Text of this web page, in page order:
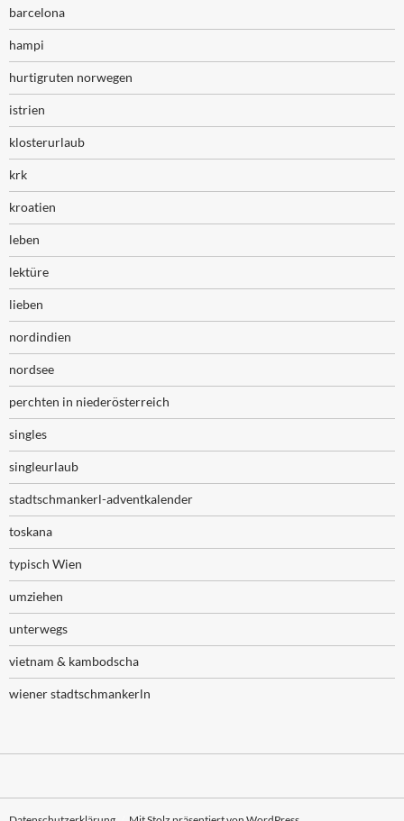
barcelona
hampi
hurtigruten norwegen
istrien
klosterurlaub
krk
kroatien
leben
lektüre
lieben
nordindien
nordsee
perchten in niederösterreich
singles
singleurlaub
stadtschmankerl-adventkalender
toskana
typisch Wien
umziehen
unterwegs
vietnam & kambodscha
wiener stadtschmankerln